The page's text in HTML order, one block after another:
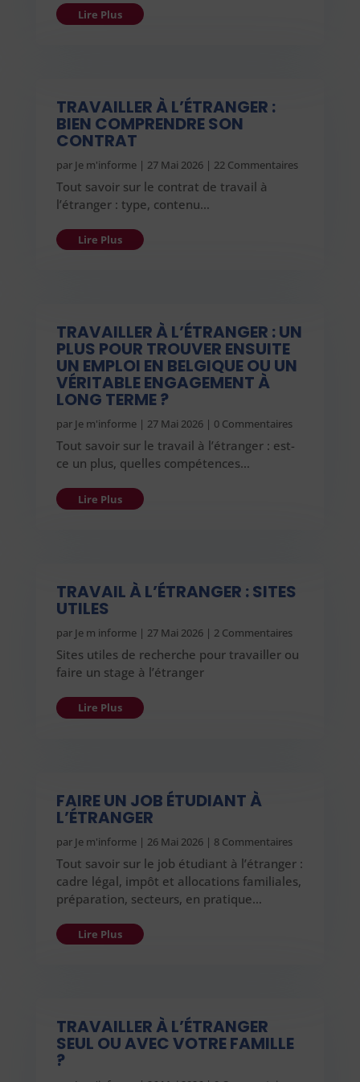
Lire Plus
TRAVAILLER À L’ÉTRANGER :
BIEN COMPRENDRE SON
CONTRAT
par Je m'informe| 27 Mai 2026| 22 Commentaires
Tout savoir sur le contrat de travail à
l’étranger : type, contenu…
Lire Plus
TRAVAILLER À L’ÉTRANGER : UN
PLUS POUR TROUVER ENSUITE
UN EMPLOI EN BELGIQUE OU UN
VÉRITABLE ENGAGEMENT À
LONG TERME ?
par Je m'informe| 27 Mai 2026| 0 Commentaires
Tout savoir sur le travail à l’étranger : est-
ce un plus, quelles compétences…
Lire Plus
TRAVAIL À L’ÉTRANGER : SITES
UTILES
par Je m informe| 27 Mai 2026| 2 Commentaires
Sites utiles de recherche pour travailler ou
faire un stage à l’étranger
Lire Plus
FAIRE UN JOB ÉTUDIANT À
L’ÉTRANGER
par Je m'informe| 26 Mai 2026| 8 Commentaires
Tout savoir sur le job étudiant à l’étranger :
cadre légal, impôt et allocations familiales,
préparation, secteurs, en pratique…
Lire Plus
TRAVAILLER À L’ÉTRANGER
SEUL OU AVEC VOTRE FAMILLE
?